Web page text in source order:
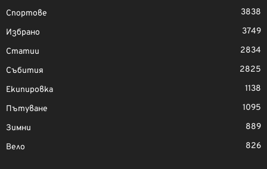
Спортове
3838
Избрано
3749
Статии
2834
Събития
2825
Екипировка
1138
Пътуване
1095
Зимни
889
Вело
826